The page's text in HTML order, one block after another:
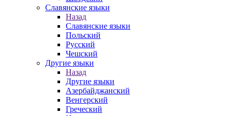
Славянские языки
Назад
Славянские языки
Польский
Русский
Чешский
Другие языки
Назад
Другие языки
Азербайджанский
Венгерский
Греческий